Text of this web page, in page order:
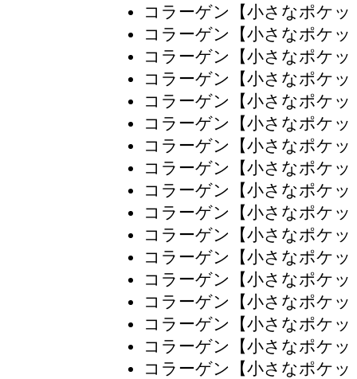
コラーゲン【小さなポケ
コラーゲン【小さなポケ
コラーゲン【小さなポケ
コラーゲン【小さなポケ
コラーゲン【小さなポケ
コラーゲン【小さなポケ
コラーゲン【小さなポケ
コラーゲン【小さなポケ
コラーゲン【小さなポケ
コラーゲン【小さなポケ
コラーゲン【小さなポケ
コラーゲン【小さなポケ
コラーゲン【小さなポケ
コラーゲン【小さなポケ
コラーゲン【小さなポケ
コラーゲン【小さなポケ
コラーゲン【小さなポケ